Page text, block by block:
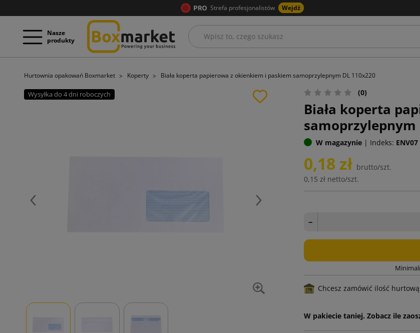
Strefa profesjonalistów Wejdź
Nasze
produkty
Hurtownia opakowań Boxmarket Koperty Biała koperta papierowa z okienkiem i paskiem samoprzylepnym DL 110x220
Wysyłka do 4 dni roboczych
Poprzedni Następny
(0)
Biała koperta
samoprzylepnym
W magazynie| Indeks: ENV07
0,18 zł brutto/szt.
0,15 zł netto/szt.
−
Chcesz zamówić ilość
W pakiecie taniej. Zobacz ile